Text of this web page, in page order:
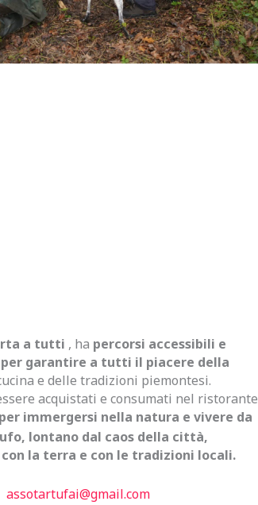
a tutti , ha percorsi accessibili e
garantire a tutti il piacere della
e delle tradizioni piemontesi.
acquistati e consumati nel ristorante
immergersi nella natura e vivere da
lontano dal caos della città,
la terra e con le tradizioni locali.
assotartufai@gmail.com